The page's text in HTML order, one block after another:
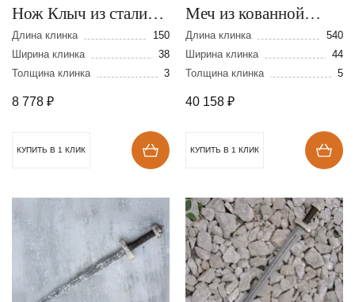
Нож Клыч из стали
К-340
Длина клинка
150
Ширина клинка
38
Толщина клинка
3
8 778 ₽
КУПИТЬ В 1 КЛИК
Меч из кованной
стали 110Х18
Длина клинка
540
Ширина клинка
44
Толщина клинка
5
40 158 ₽
КУПИТЬ В 1 КЛИК